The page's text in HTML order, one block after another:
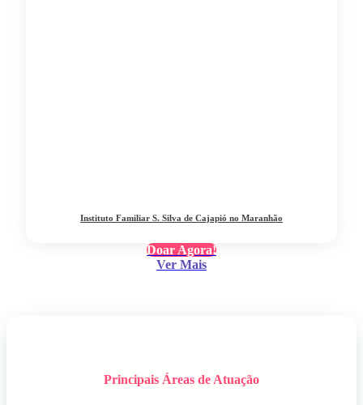
Instituto Familiar S. Silva de Cajapió no Maranhão
Doar Agora!
Ver Mais
Principais Áreas de Atuação